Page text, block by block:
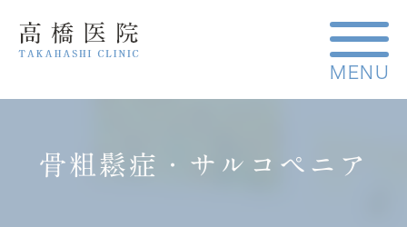
骨粗鬆症・サルコペニア